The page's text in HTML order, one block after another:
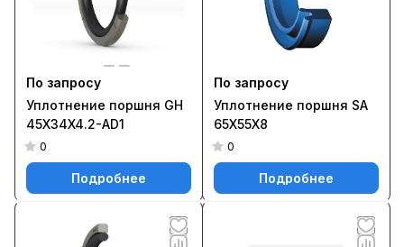
По запросу
Уплотнение поршня GH
45X34X4.2-AD1
0
Подробнее
По запросу
Уплотнение поршня SA
65X55X8
0
Подробнее